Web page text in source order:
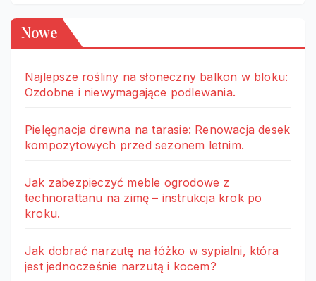
Nowe
Najlepsze rośliny na słoneczny balkon w bloku:
Ozdobne i niewymagające podlewania.
Pielęgnacja drewna na tarasie: Renowacja desek
kompozytowych przed sezonem letnim.
Jak zabezpieczyć meble ogrodowe z
technorattanu na zimę – instrukcja krok po
kroku.
Jak dobrać narzutę na łóżko w sypialni, która
jest jednocześnie narzutą i kocem?